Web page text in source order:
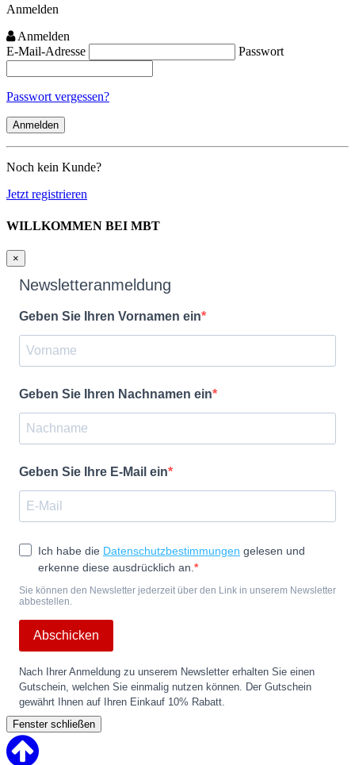
Anmelden
Anmelden
E-Mail-Adresse
Passwort
Passwort vergessen?
Noch kein Kunde?
Jetzt registrieren
WILLKOMMEN BEI MBT
×
Newsletteranmeldung
Geben Sie Ihren Vornamen ein
Geben Sie Ihren Nachnamen ein
Geben Sie Ihre E-Mail ein
Ich habe die Datenschutzbestimmungen gelesen und
erkenne diese ausdrücklich an.
Sie können den Newsletter jederzeit über den Link in unserem Newsletter
abbestellen.
Abschicken
Nach Ihrer Anmeldung zu unserem Newsletter erhalten Sie einen
Gutschein, welchen Sie einmalig nutzen können. Der Gutschein
gewährt Ihnen auf Ihren Einkauf 10% Rabatt.
Fenster schließen
to